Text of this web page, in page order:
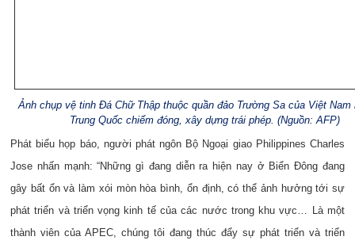
Ảnh chụp vệ tinh Đá Chữ Thập thuộc quần đảo Trường Sa của Việt Nam
Trung Quốc chiếm đóng, xây dựng trái phép. (Nguồn: AFP)
Phát biểu họp báo, người phát ngôn Bộ Ngoại giao Philippines Charles
Jose nhấn mạnh: “Những gì đang diễn ra hiện nay ở Biển Đông đang
gây bất ổn và làm xói mòn hòa bình, ổn định, có thể ảnh hưởng tới sự
phát triển và triển vọng kinh tế của các nước trong khu vực… Là một
thành viên của APEC, chúng tôi đang thúc đẩy sự phát triển và triển